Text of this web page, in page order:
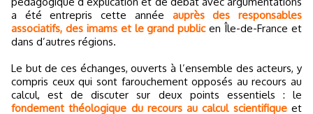
a été entrepris cette année auprès des responsables
associatifs, des imams et le grand publicen Île-de-France et
dans d’autres régions.
Le but de ces échanges, ouverts à l’ensemble des acteurs, y
compris ceux qui sont farouchement opposés au recours au
calcul, est de discuter sur deux points essentiels : le
fondement théologique du recours au calcul scientifiqueet